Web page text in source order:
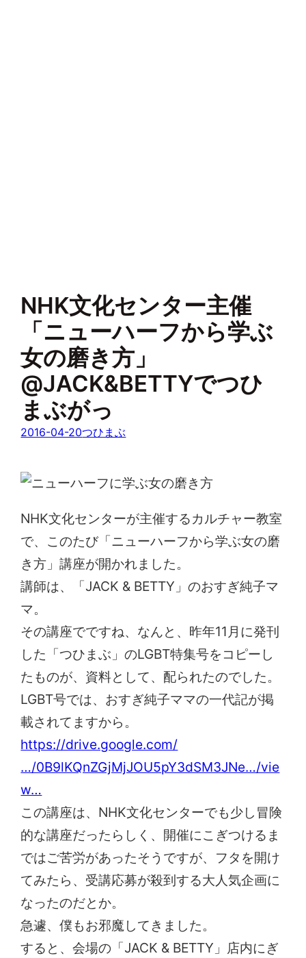
NHK文化センター主催
「ニューハーフから学ぶ
女の磨き方」
@JACK&BETTYでつひ
まぶがっ
2016-04-20つひまぶ
NHK文化センターが主催するカルチャー教室
で、このたび「ニューハーフから学ぶ女の磨
き方」講座が開かれました。
講師は、「JACK & BETTY」のおすぎ純子マ
マ。
その講座でですね、なんと、昨年11月に発刊
した「つひまぶ」のLGBT特集号をコピーし
たものが、資料として、配られたのでした。
LGBT号では、おすぎ純子ママの一代記が掲
載されてますから。
https://drive.google.com/
…/0B9lKQnZGjMjJOU5pY3dSM3JNe…/vie
w…
この講座は、NHK文化センターでも少し冒険
的な講座だったらしく、開催にこぎつけるま
ではご苦労があったそうですが、フタを開け
てみたら、受講応募が殺到する大人気企画に
なったのだとか。
急遽、僕もお邪魔してきました。
すると、会場の「JACK & BETTY」店内にぎ